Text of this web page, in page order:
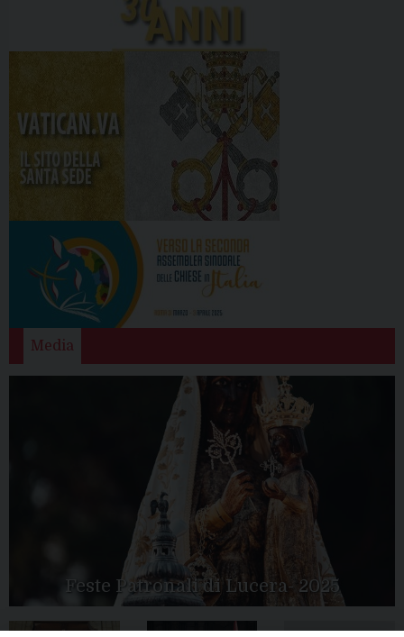
Media
Feste Patronali di Lucera- 2025